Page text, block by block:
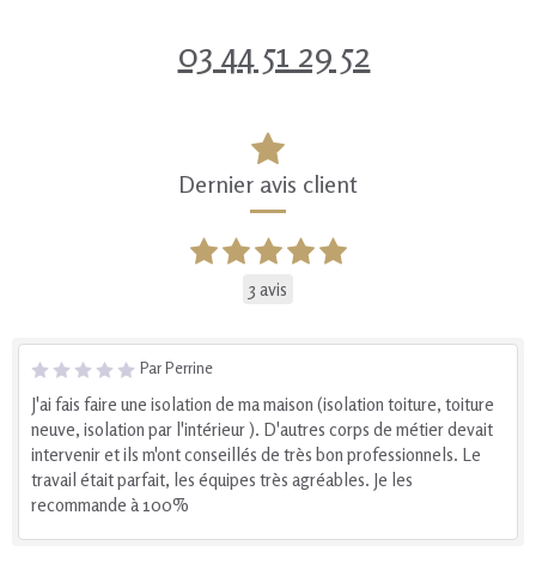
03 44 51 29 52
Dernier avis client
3 avis
Par Perrine
J'ai fais faire une isolation de ma maison (isolation toiture, toiture
neuve, isolation par l'intérieur ). D'autres corps de métier devait
intervenir et ils m'ont conseillés de très bon professionnels. Le
travail était parfait, les équipes très agréables. Je les
recommande à 100%